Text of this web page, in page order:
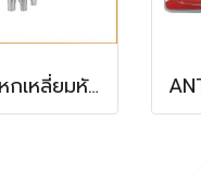
COOFIX กุญแจหกเหลี่ยมหัวท๊อกซ์ 9 ตัวชุด รุ่น CFH-D02001-2